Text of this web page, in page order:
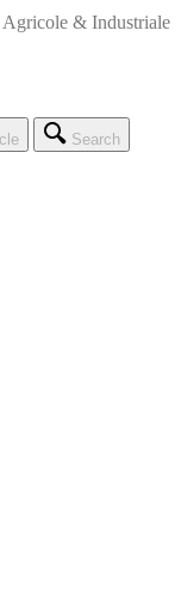
Agricole & Industriale
Search